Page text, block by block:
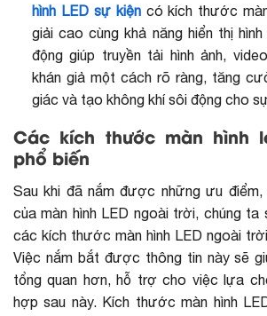
hình LED sự kiệncó kích thước
giải cao cùng khả năng hiển thị
động giúp truyền tải hình ảnh,
khán giả một cách rõ ràng, tăng
giác và tạo không khí sôi động cho
Các kích thước màn hình
phổ biến
Sau khi đã nắm được những ưu
của màn hình LED ngoài trời, chúng ta
các kích thước màn hình LED ngoài
Việc nắm bắt được thông tin này sẽ
tổng quan hơn, hỗ trợ cho việc lựa
hợp sau này. Kích thước màn hình